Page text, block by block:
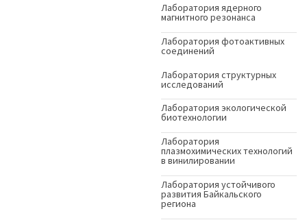
Лаборатория ядерного
магнитного резонанса
Лаборатория фотоактивных
соединений
Лаборатория структурных
исследований
Лаборатория экологической
биотехнологии
Лаборатория
плазмохимических технологий
в винилировании
Лаборатория устойчивого
развития Байкальского
региона